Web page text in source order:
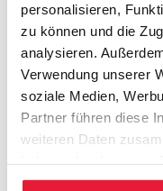
personalisieren,
zu können und die
analysieren.
Verwendung unserer
soziale Medien,
Partner führen diese
weiteren Daten
gesammelt haben.
Vorname*
Nachname*
Geburtsdatum
E-Mail*